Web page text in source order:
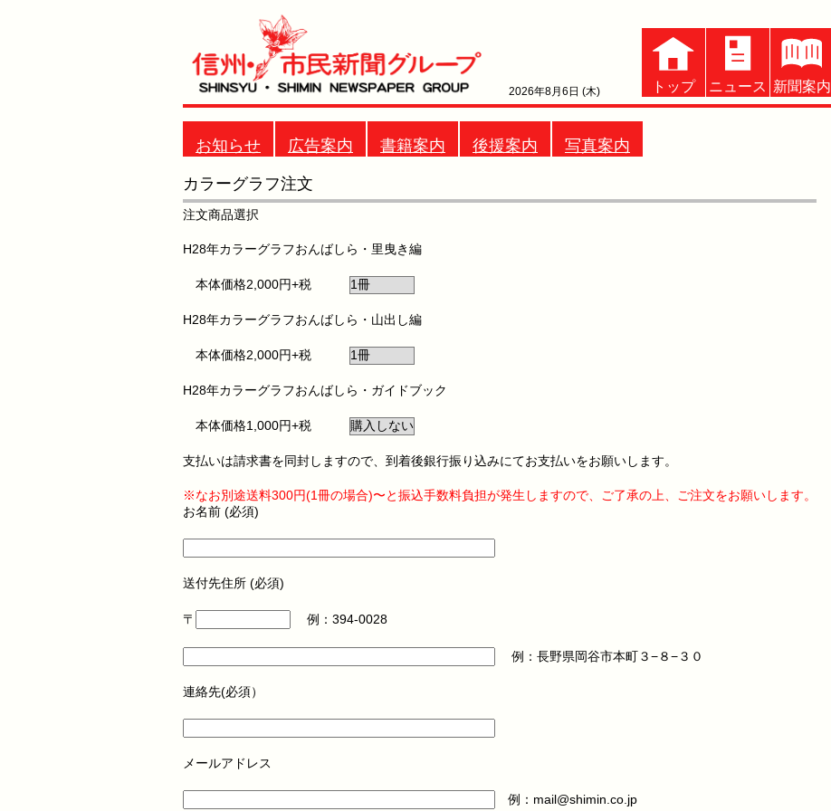
2026年8月6日 (木) トップ ニュース 新聞案内
お知らせ 広告案内 書籍案内 後援案内 写真案内
カラーグラフ注文
注文商品選択
H28年カラーグラフおんばしら・里曳き編
本体価格2,000円+税
H28年カラーグラフおんばしら・山出し編
本体価格2,000円+税
H28年カラーグラフおんばしら・ガイドブック
本体価格1,000円+税
支払いは請求書を同封しますので、到着後銀行振り込みにてお支払いをお願いします。
※なお別途送料300円(1冊の場合)〜と振込手数料負担が発生しますので、ご了承の上、ご注文をお願いします。
お名前 (必須)
送付先住所 (必須)
〒 例：394-0028
例：長野県岡谷市本町３−８−３０
連絡先(必須）
メールアドレス
例：mail@shimin.co.jp